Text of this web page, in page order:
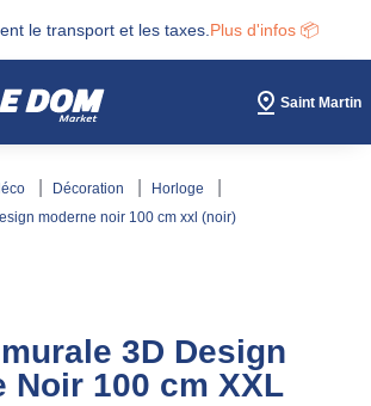
le transport et les taxes. Plus d'infos 📦
Saint Martin
décoration
horloge
moderne noir 100 cm xxl (noir)
3D Design
Noir 100 cm XXL